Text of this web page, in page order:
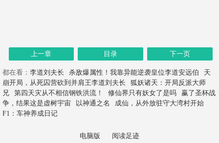
上一章 目录 下一页
都在看： 李道刘夫长 杀敌爆属性！我靠异能逆袭皇位李道安远伯
天
崩开局，从死囚营砍到并肩王李道刘夫长
狐妖诸天：开局反派大师
兄
第四天灾从不相信钢铁洪流！ 修仙界只有妖女了是吗
赢了圣杯战
争，结果这是虚树宇宙
以神通之名
成仙，从外放驻守大湾村开始
F1：车神养成日记
电脑版 阅读足迹